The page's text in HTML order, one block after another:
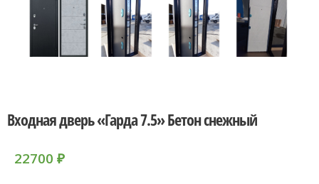
Входная дверь «Гарда 7.5» Бетон снежный
22700 ₽